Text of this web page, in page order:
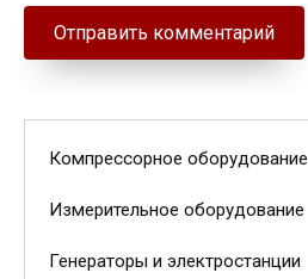
Компрессорное оборудование
Измерительное оборудование
Генераторы и электростанции